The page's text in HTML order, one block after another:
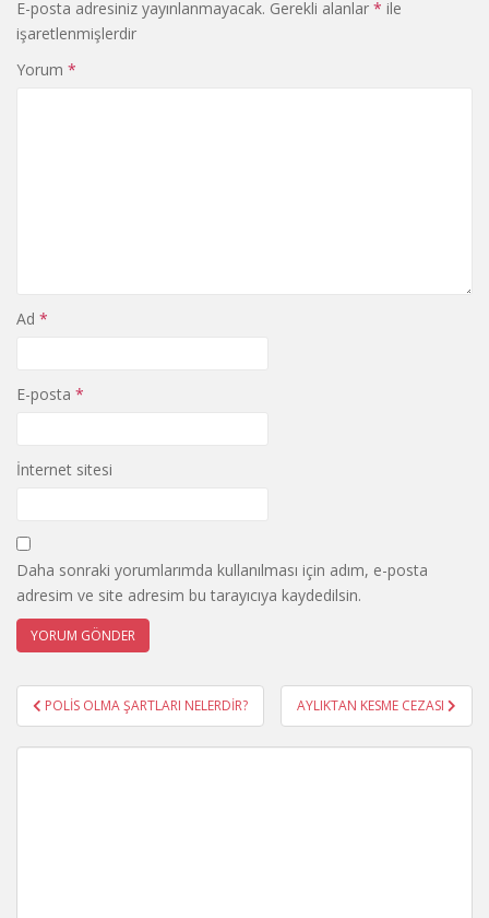
E-posta adresiniz yayınlanmayacak. Gerekli alanlar * ile
işaretlenmişlerdir
Yorum *
Ad *
E-posta *
İnternet sitesi
Daha sonraki yorumlarımda kullanılması için adım, e-posta
adresim ve site adresim bu tarayıcıya kaydedilsin.
Yazı
gezinmesi
POLİS OLMA ŞARTLARI NELERDİR? AYLIKTAN KESME CEZASI